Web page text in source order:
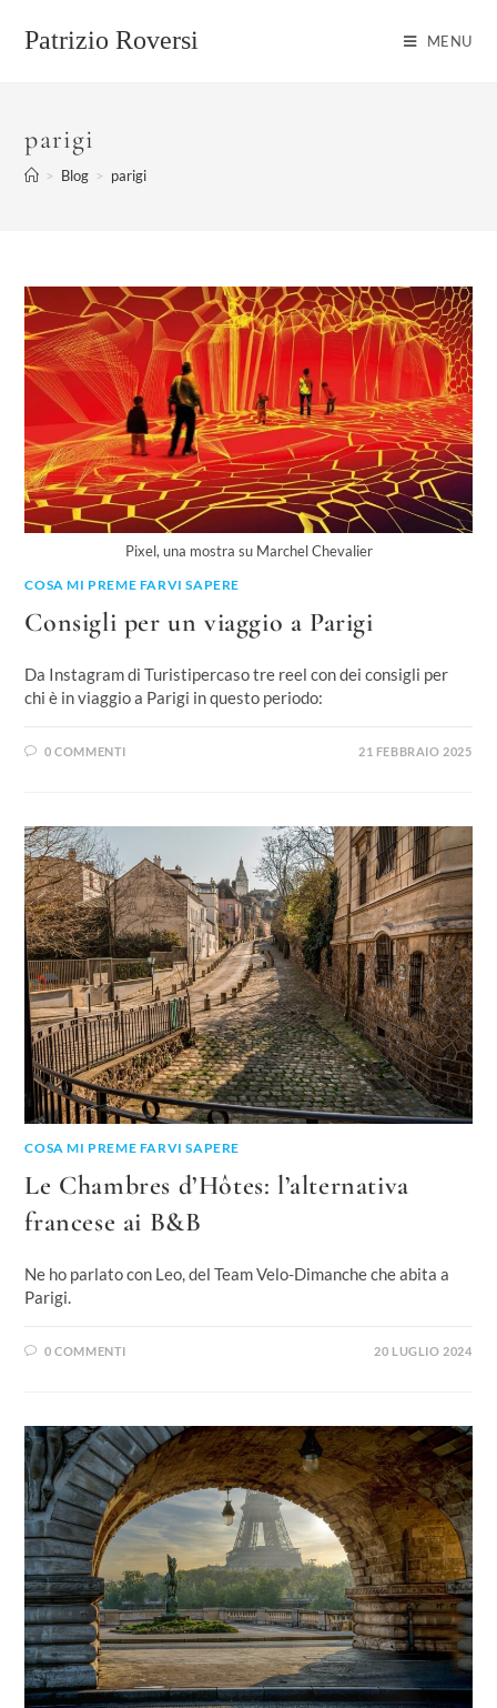
contenuto
Patrizio Roversi MENU
parigi
> Blog > parigi
Pixel, una mostra su Marchel Chevalier
COSA MI PREME FARVI SAPERE
Consigli per un viaggio a Parigi
Da Instagram di Turistipercaso tre reel con dei consigli per
chi è in viaggio a Parigi in questo periodo:
0 COMMENTI 21 FEBBRAIO 2025
COSA MI PREME FARVI SAPERE
Le Chambres d’Hôtes: l’alternativa
francese ai B&B
Ne ho parlato con Leo, del Team Velo-Dimanche che abita a
Parigi.
0 COMMENTI 20 LUGLIO 2024